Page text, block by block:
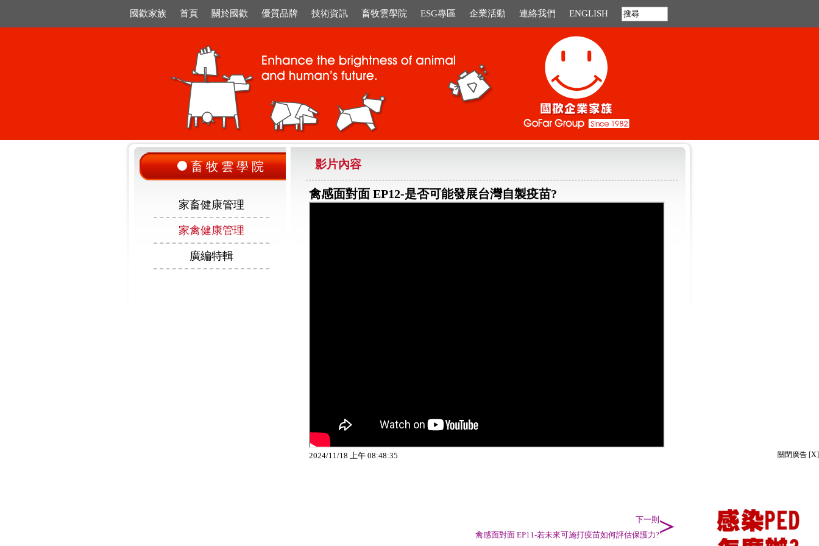
國歡家族 首頁 關於國歡 優質品牌 技術資訊 畜牧雲學院 ESG專區 企業活動 連絡我們 ENGLISH
畜牧雲學院
家畜健康管理
家禽健康管理
廣編特輯
影片內容
禽感面對面 EP12-是否可能發展台灣自製疫苗?
2024/11/18 上午 08:48:35
下一則
禽感面對面 EP11-若未來可施打疫苗如何評估保護力?
關閉廣告 [X]